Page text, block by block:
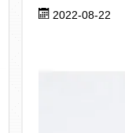
2022-08-22